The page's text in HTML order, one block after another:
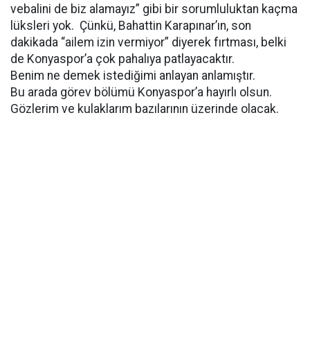
vebalini de biz alamayız” gibi bir sorumluluktan kaçma
lüksleri yok. Çünkü, Bahattin Karapınar’ın, son
dakikada “ailem izin vermiyor” diyerek fırtması, belki
de Konyaspor’a çok pahalıya patlayacaktır.
Benim ne demek istediğimi anlayan anlamıştır.
Bu arada görev bölümü Konyaspor’a hayırlı olsun.
Gözlerim ve kulaklarım bazılarının üzerinde olacak.